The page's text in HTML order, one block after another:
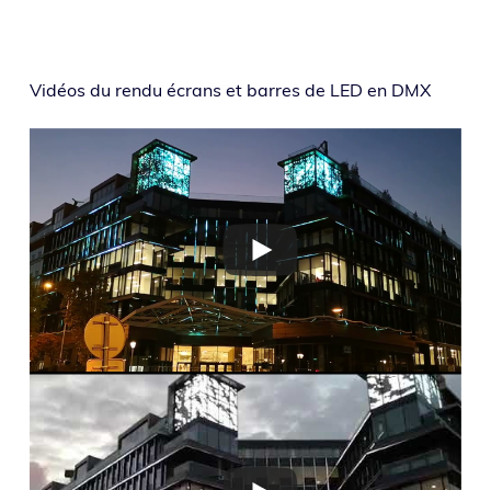
Vidéos du ren­du écrans et barres de LED en DMX